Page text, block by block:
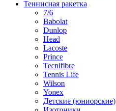
Теннисная ракетка
7/6
Babolat
Dunlop
Head
Lacoste
Prince
Tecnifibre
Tennis Life
Wilson
Yonex
Детские (юниорские)